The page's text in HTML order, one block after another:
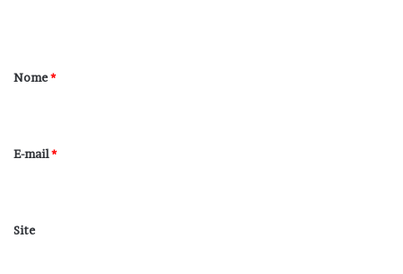
r
*
Nome*
E-mail*
Site